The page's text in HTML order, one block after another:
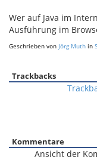
Wer auf Java im
Ausführung im
Geschrieben von Jörg Muth in
Trackbacks
Kommentare
Ansicht der